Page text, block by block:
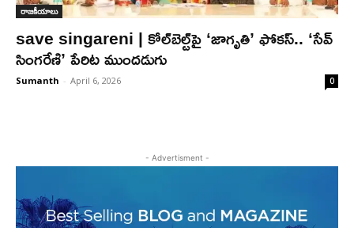
రాజకీయాలు
save singareni | కోల్‌బెల్ట్‌పై ‘జాగృతి’ ఫోకస్‌.. ‘సేవ్‌
సింగరేణి’ పేరిట ముందడుగు
Sumanth - April 6, 2026 0
- Advertisment -